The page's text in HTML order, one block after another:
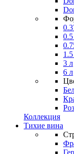
3 л
6 л
Коллекция
Тихие вина